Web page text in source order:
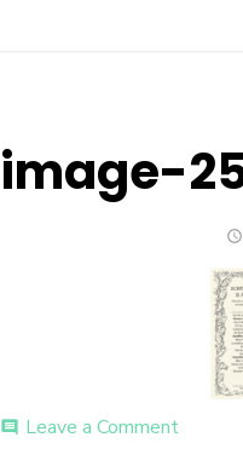
image-
comment Leave a Commenton